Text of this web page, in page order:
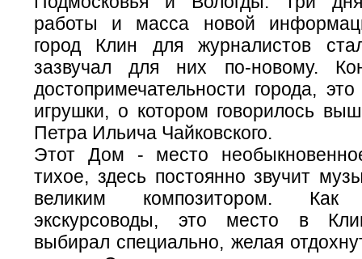
работы и масса новой
город Клин для журналистов
зазвучал для них по-новому.
достопримечательности города,
игрушки, о котором говорилось
Петра Ильича Чайковского.
Этот Дом - место
тихое, здесь постоянно звучит
великим композитором. Как
экскурсоводы, это место в
выбирал специально, желая